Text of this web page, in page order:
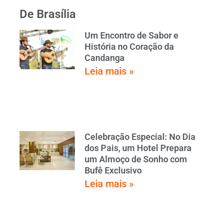
De Brasília
Um Encontro de Sabor e
História no Coração da
Candanga
Leia mais »
Celebração Especial: No Dia
dos Pais, um Hotel Prepara
um Almoço de Sonho com
Bufê Exclusivo
Leia mais »